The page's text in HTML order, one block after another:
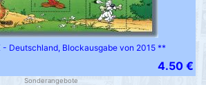
- Deutschland, Blockausgabe von 2015 **
4.50 €
Sonderangebote